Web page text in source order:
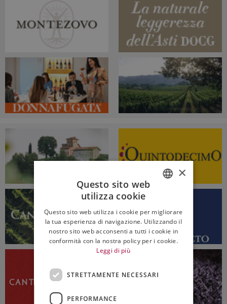
ENGLISH
×
Questo sito web
utilizza cookie
Questo sito web utilizza i cookie per migliorare
la tua esperienza di navigazione. Utilizzando il
nostro sito web acconsenti a tutti i cookie in
conformità con la nostra policy per i cookie.
Leggi di più
STRETTAMENTE NECESSARI
PERFORMANCE